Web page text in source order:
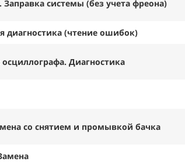
системы (без учета фреона)
диагностика (чтение ошибок)
Диагностика
со снятием и промывкой бачка